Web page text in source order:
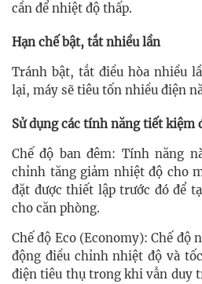
cần để nhiệt độ thấp.
Hạn chế bật, tắt nhiều lần
Tránh bật, tắt điều hòa nhiều
lại, máy sẽ tiêu tốn nhiều điện
Sử dụng các tính năng tiết kiệm
Chế độ ban đêm: Tính năng
chỉnh tăng giảm nhiệt độ cho
đặt được thiết lập trước đó để
cho căn phòng.
Chế độ Eco (Economy): Chế độ
động điều chỉnh nhiệt độ và
điện tiêu thụ trong khi vẫn duy